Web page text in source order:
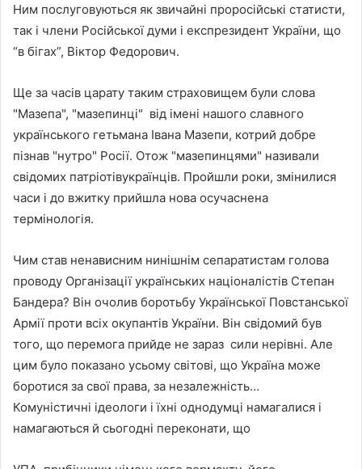
Ним послуговуються як звичайні проросійські статисти,
так і члени Російської думи і експрезидент України, що
“в бігах”, Віктор Федорович.
Ще за часів царату таким страховищем були слова
"Мазепа", "мазепинці" від імені нашого славного
українського гетьмана Івана Мазепи, котрий добре
пізнав "нутро" Росії. Отож "мазепинцями" називали
свідомих патріотівукраїнців. Пройшли роки, змінилися
часи і до вжитку прийшла нова осучаснена
термінологія.
Чим став ненависним нинішнім сепаратистам голова
проводу Організації українських націоналістів Степан
Бандера? Він очолив боротьбу Української Повстанської
Армії проти всіх окупантів України. Він свідомий був
того, що перемога прийде не зараз сили нерівні. Але
цим було показано усьому світові, що Україна може
боротися за свої права, за незалежність…
Комуністичні ідеологи і їхні однодумці намагалися і
намагаються й сьогодні переконати, що